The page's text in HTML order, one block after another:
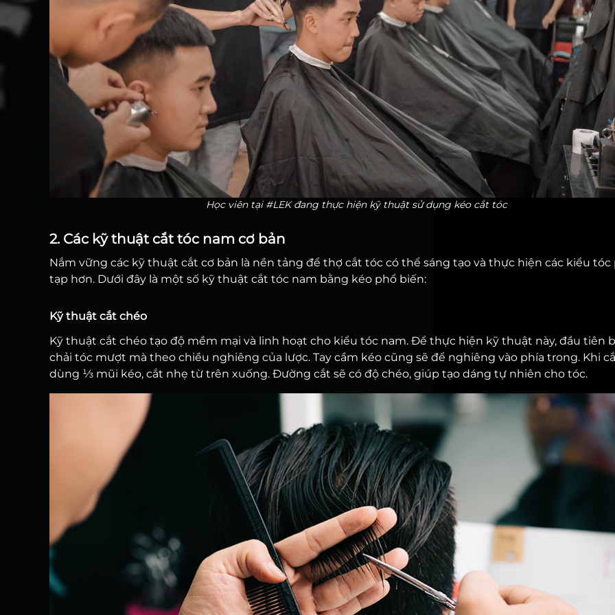
Học viên tại #LEK đang thực hiện kỹ thuật sử dụng kéo cắt tóc
2. Các kỹ thuật cắt tóc nam cơ bản
Nắm vững các kỹ thuật cắt cơ bản là nền tảng để thợ cắt tóc có thể sáng tạo và thực hiện các kiểu tóc
tạp hơn. Dưới đây là một số kỹ thuật cắt tóc nam bằng kéo phổ biến:
Kỹ thuật cắt chéo
Kỹ thuật cắt chéo tạo độ mềm mại và linh hoạt cho kiểu tóc nam. Để thực hiện kỹ thuật này, đầu tiên
chải tóc mượt mà theo chiều nghiêng của lược. Tay cầm kéo cũng sẽ để nghiêng vào phía trong. Khi
dùng ⅓ mũi kéo, cắt nhẹ từ trên xuống. Đường cắt sẽ có độ chéo, giúp tạo dáng tự nhiên cho tóc.